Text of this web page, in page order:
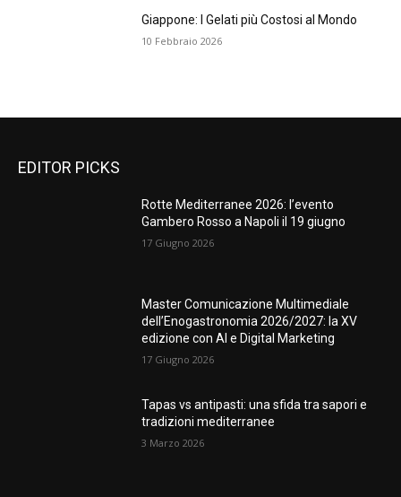
Giappone: I Gelati più Costosi al Mondo
10 Febbraio 2026
EDITOR PICKS
Rotte Mediterranee 2026: l’evento
Gambero Rosso a Napoli il 19 giugno
17 Giugno 2026
Master Comunicazione Multimediale
dell’Enogastronomia 2026/2027: la XV
edizione con AI e Digital Marketing
17 Giugno 2026
Tapas vs antipasti: una sfida tra sapori e
tradizioni mediterranee
3 Marzo 2026